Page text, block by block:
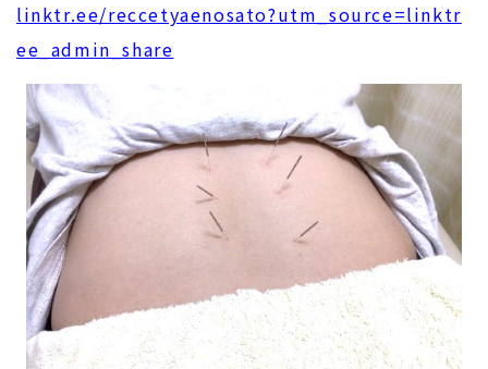
linktr.ee/reccetyaenosato?utm_source=linktr
ee_admin_share